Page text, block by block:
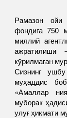
Рамазон
фондига 750
миллий
ажратилиши
кўрилмаган
Сизнинг
муҳаддис
«Амаллар
муборак
улуғ ҳикмати